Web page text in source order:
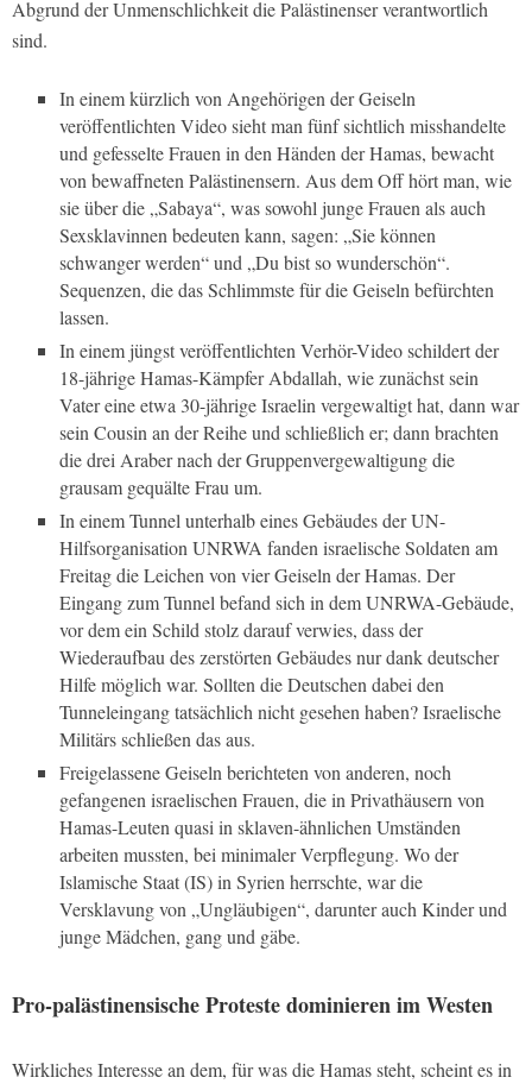
Abgrund der Unmenschlichkeit die Palästinenser verantwortlich
sind.
In einem kürzlich von Angehörigen der Geiseln
veröffentlichten Video sieht man fünf sichtlich misshandelte
und gefesselte Frauen in den Händen der Hamas, bewacht
von bewaffneten Palästinensern. Aus dem Off hört man, wie
sie über die „Sabaya“, was sowohl junge Frauen als auch
Sexsklavinnen bedeuten kann, sagen: „Sie können
schwanger werden“ und „Du bist so wunderschön“.
Sequenzen, die das Schlimmste für die Geiseln befürchten
lassen.
In einem jüngst veröffentlichten Verhör-Video schildert der
18-jährige Hamas-Kämpfer Abdallah, wie zunächst sein
Vater eine etwa 30-jährige Israelin vergewaltigt hat, dann war
sein Cousin an der Reihe und schließlich er; dann brachten
die drei Araber nach der Gruppenvergewaltigung die
grausam gequälte Frau um.
In einem Tunnel unterhalb eines Gebäudes der UN-
Hilfsorganisation UNRWA fanden israelische Soldaten am
Freitag die Leichen von vier Geiseln der Hamas. Der
Eingang zum Tunnel befand sich in dem UNRWA-Gebäude,
vor dem ein Schild stolz darauf verwies, dass der
Wiederaufbau des zerstörten Gebäudes nur dank deutscher
Hilfe möglich war. Sollten die Deutschen dabei den
Tunneleingang tatsächlich nicht gesehen haben? Israelische
Militärs schließen das aus.
Freigelassene Geiseln berichteten von anderen, noch
gefangenen israelischen Frauen, die in Privathäusern von
Hamas-Leuten quasi in sklaven-ähnlichen Umständen
arbeiten mussten, bei minimaler Verpflegung. Wo der
Islamische Staat (IS) in Syrien herrschte, war die
Versklavung von „Ungläubigen“, darunter auch Kinder und
junge Mädchen, gang und gäbe.
Pro-palästinensische Proteste dominieren im Westen
Wirkliches Interesse an dem, für was die Hamas steht, scheint es in